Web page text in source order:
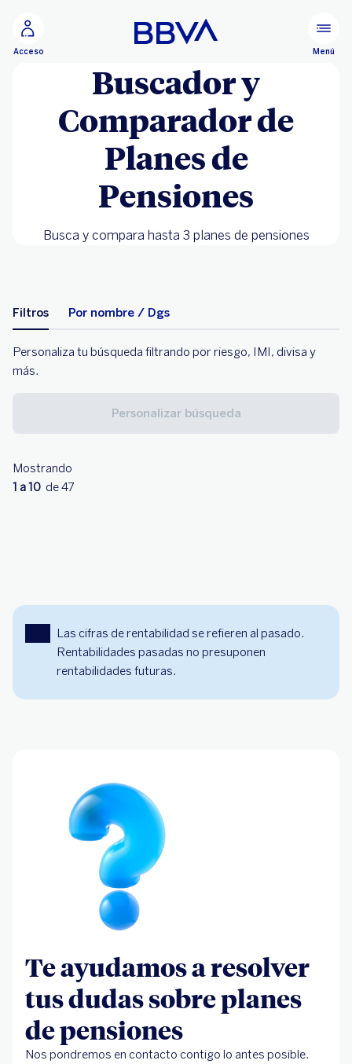
Acceso Menú
Buscador y
Comparador de
Planes de
Pensiones
Busca y compara hasta 3 planes de pensiones
Filtros Por nombre / Dgs
Personaliza tu búsqueda filtrando por riesgo, IMI, divisa y
más.
Personalizar búsqueda
Mostrando
1 a 10 de 47
Las cifras de rentabilidad se refieren al pasado.
Rentabilidades pasadas no presuponen
rentabilidades futuras.
Te ayudamos a resolver
tus dudas sobre planes
de pensiones
Nos pondremos en contacto contigo lo antes posible.